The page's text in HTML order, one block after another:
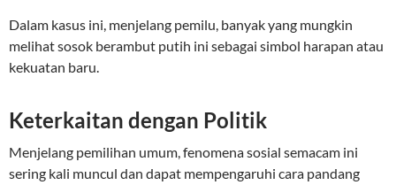
Dalam kasus ini, menjelang pemilu, banyak yang mungkin
melihat sosok berambut putih ini sebagai simbol harapan atau
kekuatan baru.
Keterkaitan dengan Politik
Menjelang pemilihan umum, fenomena sosial semacam ini
sering kali muncul dan dapat mempengaruhi cara pandang